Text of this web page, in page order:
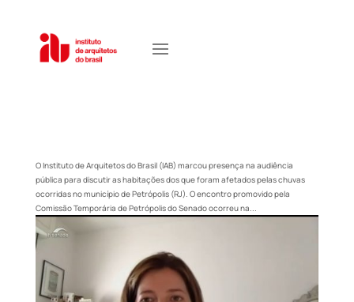
O Instituto de Arquitetos do Brasil (IAB) marcou presença na audiência
pública para discutir as habitações dos que foram afetados pelas chuvas
ocorridas no município de Petrópolis (RJ). O encontro promovido pela
Comissão Temporária de Petrópolis do Senado ocorreu na...